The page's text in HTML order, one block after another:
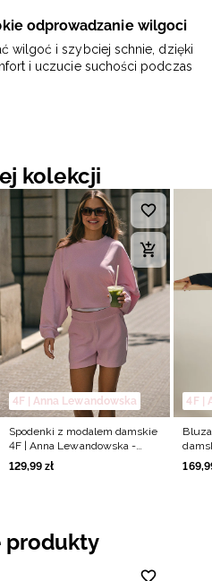
odprowadzanie wilgoci
wilgoć i szybciej schnie, dzięki
i uczucie suchości podczas
kolekcji
4F | Anna Lewandowska
Spodenki z modalem damskie
4F | Anna Lewandowska -
różowe
129,99 zł
4F |
169,
produkty